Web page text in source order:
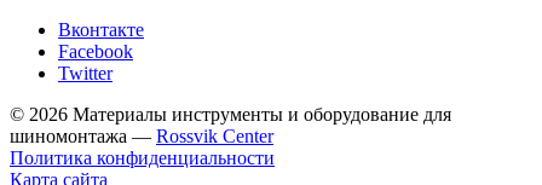
Вконтакте
Facebook
Twitter
© 2026 Материалы инструменты и оборудование для
шиномонтажа — Rossvik Center
Политика конфиденциальности
Карта сайта